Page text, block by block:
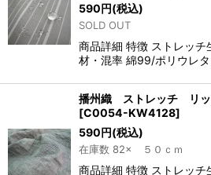
590円(税込)
SOLD OUT
商品詳細 特徴 ストレッ
材・混率 綿99/ポリウレ
播州織 ストレッチ リ
[C0054-KW4128]
590円(税込)
在庫数 82× ５０ｃｍ
商品詳細 特徴 ストレッ